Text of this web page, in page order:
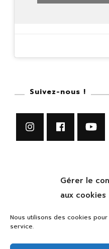
Gérer le
aux cookies
Nous utilisons des cookies
service.
Suivez-nous !
Nos anciens
anciens
articles